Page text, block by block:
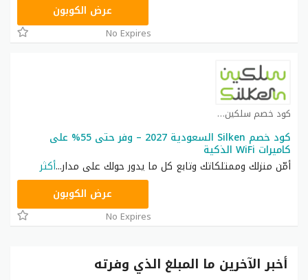
عرض الكوبون
No Expires
كود خصم سلكين كوبون
كود خصم Silken السعودية 2027 – وفر حتى 55% على
كاميرات WiFi الذكية
أمّن منزلك وممتلكاتك وتابع كل ما يدور حولك على مدار...أكثر
عرض الكوبون
No Expires
أخبر الآخرين ما المبلغ الذي وفرته